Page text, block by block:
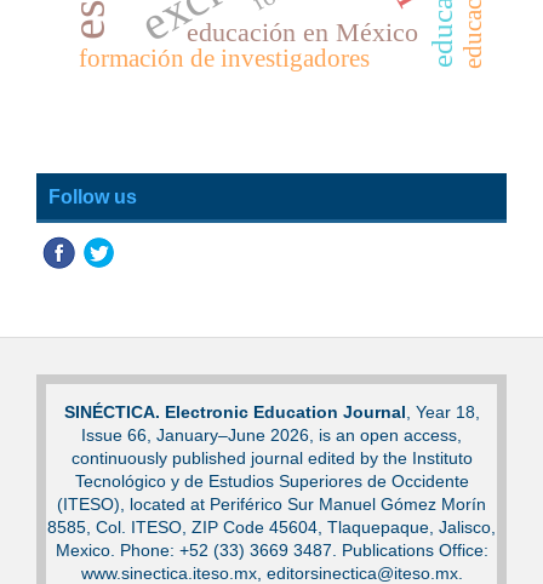
educación en México
formación de investigadores
Follow us
SINÉCTICA. Electronic Education Journal , Year 18,
Issue 66, January–June 2026, is an open access,
continuously published journal edited by the Instituto
Tecnológico y de Estudios Superiores de Occidente
(ITESO), located at Periférico Sur Manuel Gómez Morín
8585, Col. ITESO, ZIP Code 45604, Tlaquepaque, Jalisco,
Mexico. Phone: +52 (33) 3669 3487. Publications Office:
www.sinectica.iteso.mx, editorsinectica@iteso.mx.